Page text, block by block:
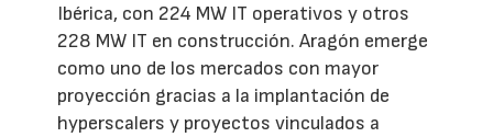
Ibérica, con 224 MW IT operativos y otros
228 MW IT en construcción. Aragón emerge
como uno de los mercados con mayor
proyección gracias a la implantación de
hyperscalers y proyectos vinculados a